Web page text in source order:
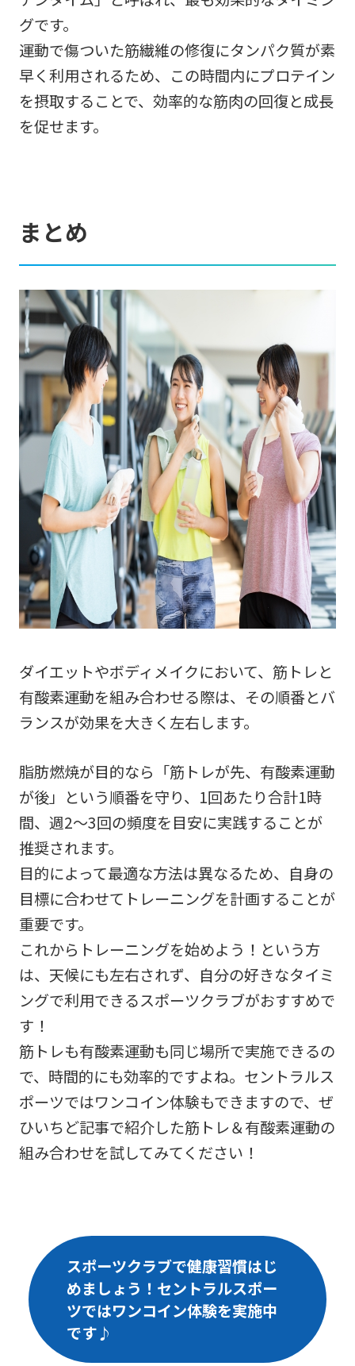
グです。
運動で傷ついた筋繊維の修復にタンパク質が素
早く利用されるため、この時間内にプロテイン
を摂取することで、効率的な筋肉の回復と成長
を促せます。
まとめ
ダイエットやボディメイクにおいて、筋トレと
有酸素運動を組み合わせる際は、その順番とバ
ランスが効果を大きく左右します。
脂肪燃焼が目的なら「筋トレが先、有酸素運動
が後」という順番を守り、1回あたり合計1時
間、週2〜3回の頻度を目安に実践することが
推奨されます。
目的によって最適な方法は異なるため、自身の
目標に合わせてトレーニングを計画することが
重要です。
これからトレーニングを始めよう！という方
は、天候にも左右されず、自分の好きなタイミ
ングで利用できるスポーツクラブがおすすめで
す！
筋トレも有酸素運動も同じ場所で実施できるの
で、時間的にも効率的ですよね。セントラルス
ポーツではワンコイン体験もできますので、ぜ
ひいちど記事で紹介した筋トレ＆有酸素運動の
組み合わせを試してみてください！
スポーツクラブで健康習慣はじ
めましょう！セントラルスポー
ツではワンコイン体験を実施中
です♪